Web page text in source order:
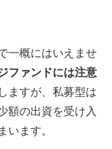
一概にはいえませ
ファンドには注意
ますが、私募型は
額の出資を受け入
います。